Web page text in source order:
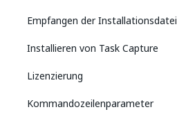
Empfangen der Installationsdatei
Installieren von Task Capture
Lizenzierung
Kommandozeilenparameter